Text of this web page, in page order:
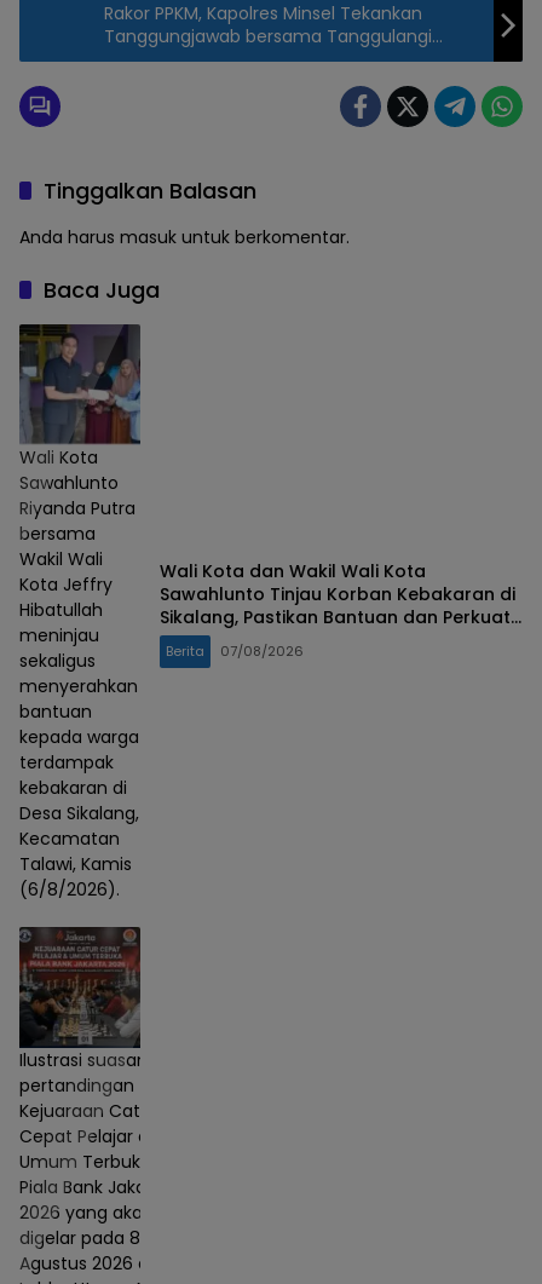
Rakor PPKM, Kapolres Minsel Tekankan
Tanggungjawab bersama Tanggulangi
Covid-19
Tinggalkan Balasan
Anda harus masuk untuk berkomentar.
Baca Juga
Wali Kota
Sawahlunto
Riyanda Putra
bersama
Wakil Wali
Kota Jeffry
Hibatullah
meninjau
sekaligus
menyerahkan
bantuan
kepada warga
terdampak
kebakaran di
Desa Sikalang,
Kecamatan
Talawi, Kamis
(6/8/2026).
Wali Kota dan Wakil Wali Kota
Sawahlunto Tinjau Korban Kebakaran di
Sikalang, Pastikan Bantuan dan Perkuat
Mitigasi Bencana
Berita 07/08/2026
Ilustrasi suasana
pertandingan
Kejuaraan Catur
Cepat Pelajar dan
Umum Terbuka
Piala Bank Jakarta
2026 yang akan
digelar pada 8–9
Agustus 2026 di